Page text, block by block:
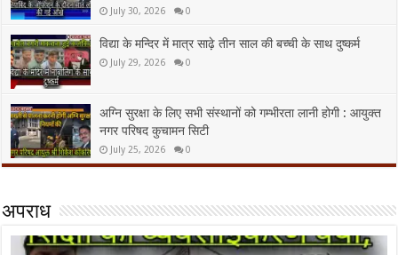
July 30, 2026 0
विद्या के मन्दिर में मात्र साढ़े तीन साल की बच्ची के साथ दुष्कर्म
July 29, 2026 0
अग्नि सुरक्षा के लिए सभी संस्थानों को गम्भीरता लानी होगी : आयुक्त
नगर परिषद कुचामन सिटी
July 25, 2026 0
अपराध